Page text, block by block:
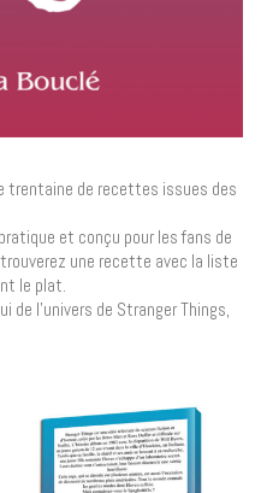
trentaine de recettes issues des
et conçu pour les fans de
une recette avec la liste
le plat.
de l’univers de Stranger Things,